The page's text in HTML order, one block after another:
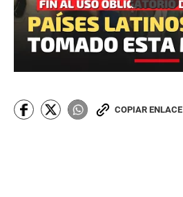
COPIAR ENLACE